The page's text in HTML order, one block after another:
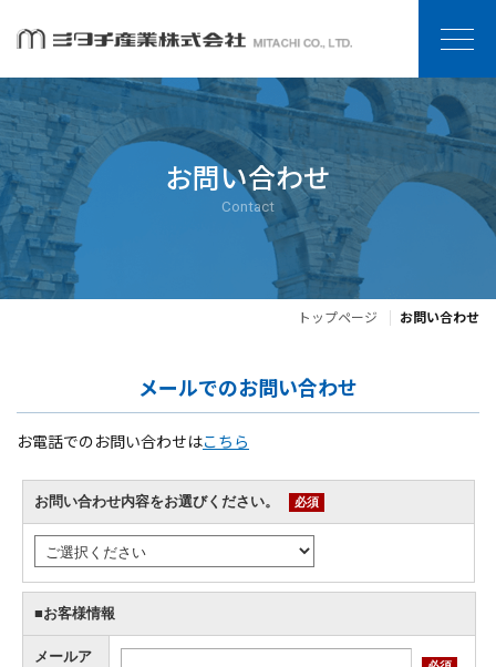
お問い合わせ
Contact
トップページ お問い合わせ
メールでのお問い合わせ
お電話でのお問い合わせはこちら
お問い合わせ内容をお選びください。 必須
■お客様情報
メールア